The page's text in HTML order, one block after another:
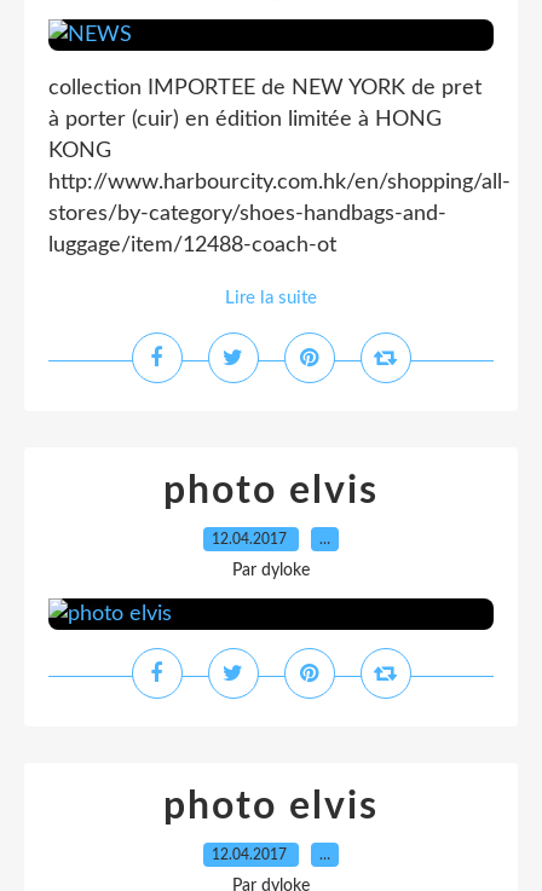
collection IMPORTEE de NEW YORK de pret
à porter (cuir) en édition limitée à HONG
KONG
http://www.harbourcity.com.hk/en/shopping/all-
stores/by-category/shoes-handbags-and-
luggage/item/12488-coach-ot
Lire la suite
photo elvis
12.04.2017 …
Par dyloke
photo elvis
12.04.2017 …
Par dyloke